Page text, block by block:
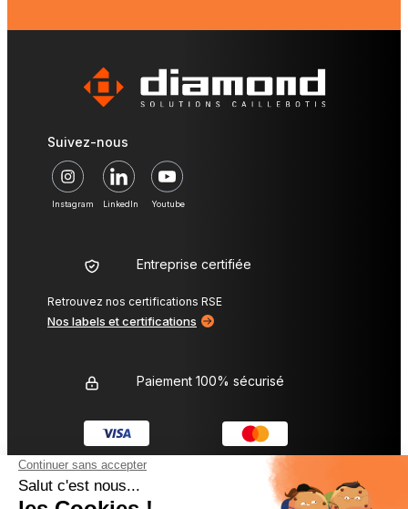
Suivez-nous
Instagram LinkedIn Youtube
Entreprise certifiée
Retrouvez nos certifications RSE
Nos labels et certifications
Paiement 100% sécurisé
L’entreprise Diamond